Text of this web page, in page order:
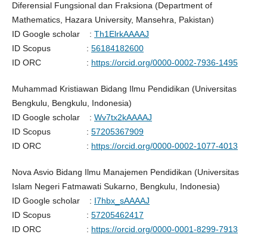
Diferensial Fungsional dan Fraksiona (Department of
Mathematics, Hazara University, Mansehra, Pakistan)
ID Google scholar : Th1ElrkAAAAJ
ID Scopus : 56184182600
ID ORC : https://orcid.org/0000-0002-7936-1495
Muhammad Kristiawan Bidang Ilmu Pendidikan (Universitas
Bengkulu, Bengkulu, Indonesia)
ID Google scholar : Wv7tx2kAAAAJ
ID Scopus : 57205367909
ID ORC : https://orcid.org/0000-0002-1077-4013
Nova Asvio Bidang Ilmu Manajemen Pendidikan (Universitas
Islam Negeri Fatmawati Sukarno, Bengkulu, Indonesia)
ID Google scholar : I7hbx_sAAAAJ
ID Scopus : 57205462417
ID ORC : https://orcid.org/0000-0001-8299-7913